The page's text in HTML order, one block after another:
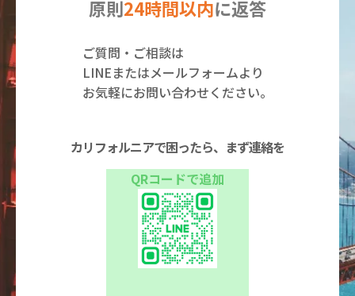
原則24時間以内に返答
ご質問・ご相談は
LINEまたはメールフォームより
お気軽にお問い合わせください。
カリフォルニアで困ったら、まず連絡を
QRコードで追加